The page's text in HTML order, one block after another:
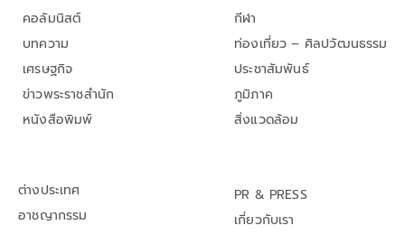
คอลัมนิสต์
บทความ
เศรษฐกิจ
ข่าวพระราชสำนัก
หนังสือพิมพ์
กีฬา
ท่องเที่ยว – ศิลปวัฒนธรรม
ประชาสัมพันธ์
ภูมิภาค
สิ่งแวดล้อม
ต่างประเทศ
อาชญากรรม
PR & PRESS
เกี่ยวกับเรา